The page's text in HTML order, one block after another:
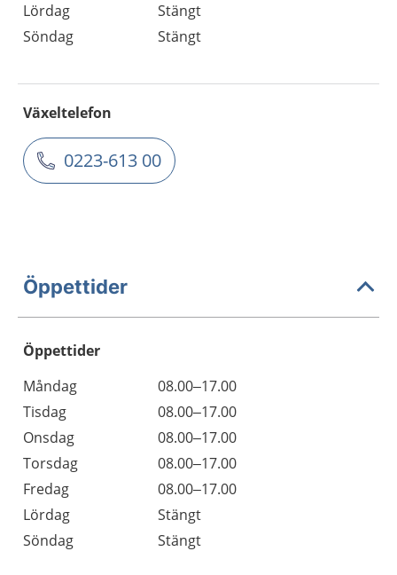
Lördag
Stängt
Söndag
Stängt
Växeltelefon
0223-613 00
Öppettider
Öppettider
Dag
Öppettider
Kommentarer
Måndag
08.00–17.00
Tisdag
08.00–17.00
Onsdag
08.00–17.00
Torsdag
08.00–17.00
Fredag
08.00–17.00
Lördag
Stängt
Söndag
Stängt